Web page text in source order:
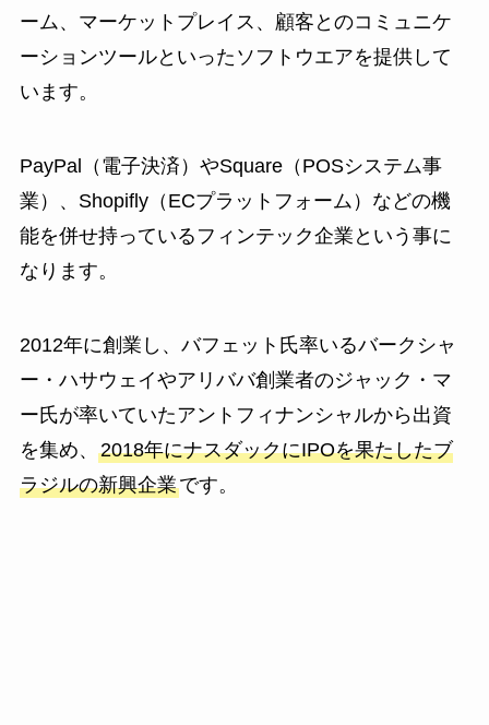
ーム、マーケットプレイス、顧客とのコミュニケ
ーションツールといったソフトウエアを提供して
います。
PayPal（電子決済）やSquare（POSシステム事
業）、Shopifly（ECプラットフォーム）などの機
能を併せ持っているフィンテック企業という事に
なります。
2012年に創業し、バフェット氏率いるバークシャ
ー・ハサウェイやアリババ創業者のジャック・マ
ー氏が率いていたアントフィナンシャルから出資
を集め、 2018年にナスダックにIPOを果たしたブ
ラジルの新興企業です。